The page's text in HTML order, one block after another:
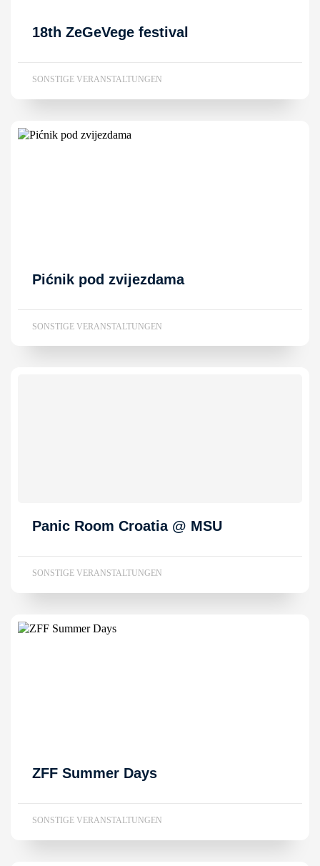
18th ZeGeVege festival
SONSTIGE VERANSTALTUNGEN
Pićnik pod zvijezdama
SONSTIGE VERANSTALTUNGEN
Panic Room Croatia @ MSU
SONSTIGE VERANSTALTUNGEN
ZFF Summer Days
SONSTIGE VERANSTALTUNGEN